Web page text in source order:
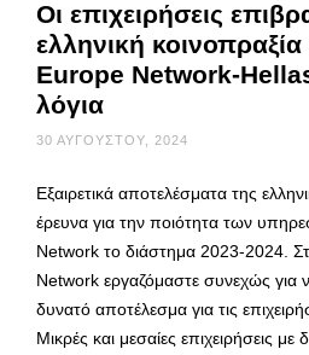
Οι επιχειρήσεις
ελληνική
Europe Network-
λόγια
30 ΑΥΓΟΎΣΤΟΥ, 2024
Εξαιρετικά αποτελέσματα της
έρευνα για την ποιότητα των
Network το διάστημα 2023-2024.
Network εργαζόμαστε συνεχώς για
δυνατό αποτέλεσμα για τις
Μικρές και μεσαίες επιχειρήσεις με